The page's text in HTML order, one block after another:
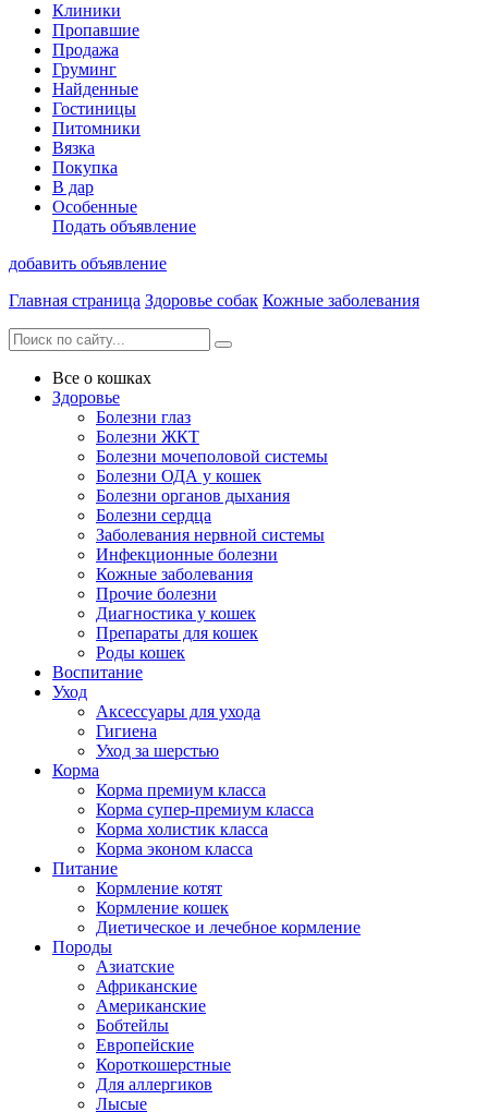
Клиники
Пропавшие
Продажа
Груминг
Найденные
Гостиницы
Питомники
Вязка
Покупка
В дар
Особенные
Подать объявление
добавить объявление
Главная страница Здоровье собак Кожные заболевания
Все о кошках
Здоровье
Болезни глаз
Болезни ЖКТ
Болезни мочеполовой системы
Болезни ОДА у кошек
Болезни органов дыхания
Болезни сердца
Заболевания нервной системы
Инфекционные болезни
Кожные заболевания
Прочие болезни
Диагностика у кошек
Препараты для кошек
Роды кошек
Воспитание
Уход
Аксессуары для ухода
Гигиена
Уход за шерстью
Корма
Корма премиум класса
Корма супер-премиум класса
Корма холистик класса
Корма эконом класса
Питание
Кормление котят
Кормление кошек
Диетическое и лечебное кормление
Породы
Азиатские
Африканские
Американские
Бобтейлы
Европейские
Короткошерстные
Для аллергиков
Лысые